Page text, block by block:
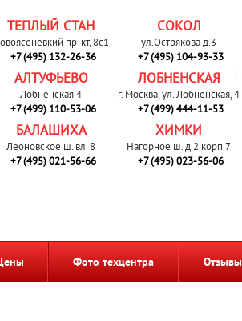
ТЕПЛЫЙ СТАН
пр-кт, 8с1
+7 (495) 132-26-36
СОКОЛ
ул.Острякова д.3
+7 (495) 104-93-33
АЛТУФЬЕВО
Лобненская 4
+7 (499) 110-53-06
ЛОБНЕНСКАЯ
г. Москва, ул. Лобненская, 4
+7 (499) 444-11-53
БАЛАШИХА
Леоновское ш. вл. 8
+7 (495) 021-56-66
ХИМКИ
Нагорное ш. д.2 корп.7
+7 (495) 023-56-06
Фото техцентра Отзывы